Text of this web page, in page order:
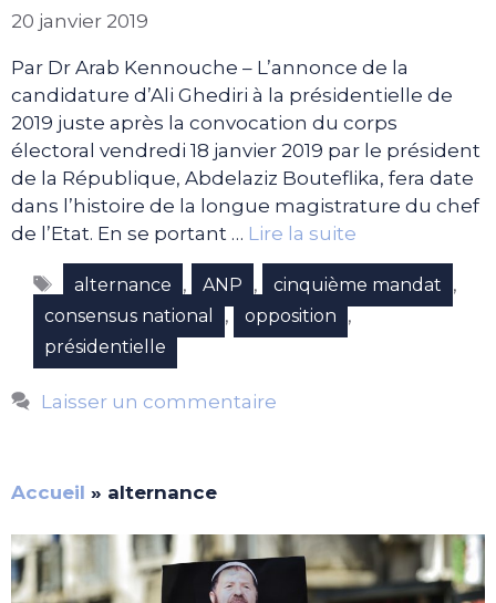
20 janvier 2019
Par Dr Arab Kennouche – L’annonce de la
candidature d’Ali Ghediri à la présidentielle de
2019 juste après la convocation du corps
électoral vendredi 18 janvier 2019 par le président
de la République, Abdelaziz Bouteflika, fera date
dans l’histoire de la longue magistrature du chef
de l’Etat. En se portant … Lire la suite
Étiquettes
alternance , ANP , cinquième mandat ,
consensus national , opposition ,
présidentielle
Laisser un commentaire
Accueil » alternance